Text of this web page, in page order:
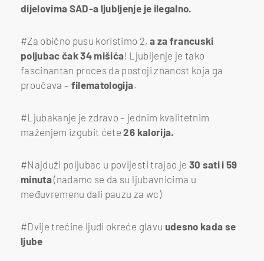
dijelovima SAD-a ljubljenje je ilegalno.
#Za obično pusu koristimo 2, a za francuski
poljubac čak 34 mišića! Ljubljenje je tako
fascinantan proces da postoji znanost koja ga
proučava – filematologija.
#Ljubakanje je zdravo – jednim kvalitetnim
maženjem izgubit ćete 26 kalorija.
#Najduži poljubac u povijesti trajao je 30 sati i 59
minuta(nadamo se da su ljubavnicima u
međuvremenu dali pauzu za wc)
#Dvije trećine ljudi okreće glavu udesno kada se
ljube